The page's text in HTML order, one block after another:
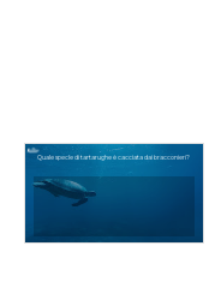
Quale specie di tartarughe è cacciata dai bracconieri?